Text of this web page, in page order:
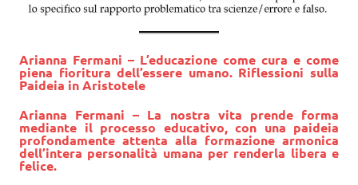
Arianna Fermani – L’educazione come cura e come
piena fioritura dell’essere umano. Riflessioni sulla
Paideia in Aristotele
Arianna Fermani – La nostra vita prende forma
mediante il processo educativo, con una paideia
profondamente attenta alla formazione armonica
dell’intera personalità umana per renderla libera e
felice.